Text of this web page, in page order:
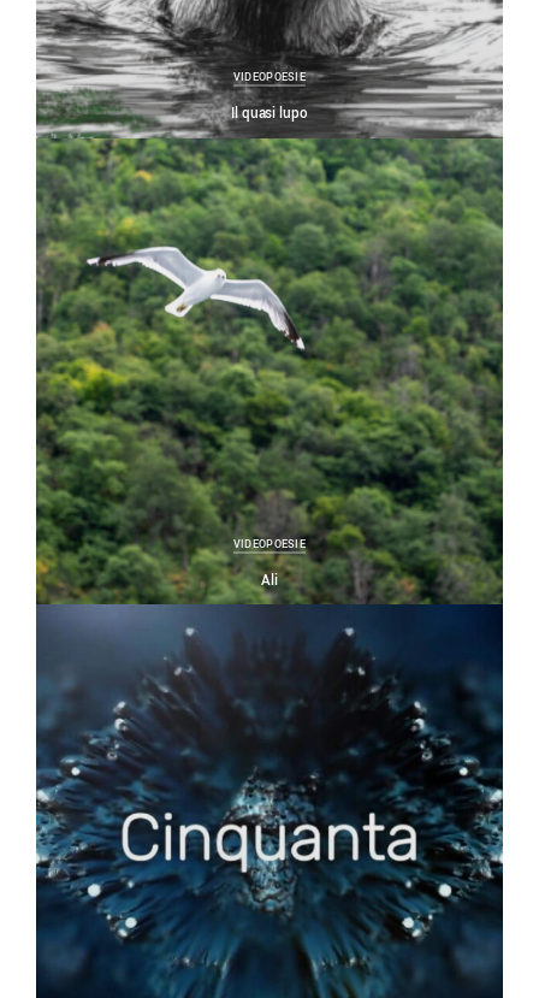
VIDEOPOESIE
Il quasi lupo
VIDEOPOESIE
Ali